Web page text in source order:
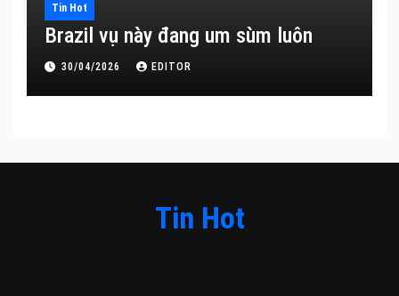
Tin Hot
Brazil vụ này đang um sùm luôn
30/04/2026 EDITOR
Tin Hot